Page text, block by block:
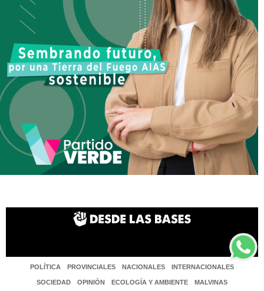
POLÍTICA PROVINCIALES NACIONALES INTERNACIONALES
SOCIEDAD OPINIÓN ECOLOGÍA Y AMBIENTE MALVINAS